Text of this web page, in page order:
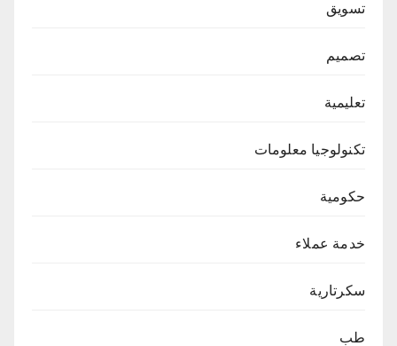
تسويق
تصميم
تعليمية
تكنولوجيا معلومات
حكومية
خدمة عملاء
سكرتارية
طب